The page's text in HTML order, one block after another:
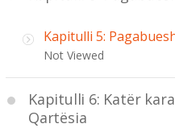
Kapitulli 5:
Not Viewed
Kapitulli 6: Katër
Qartësia